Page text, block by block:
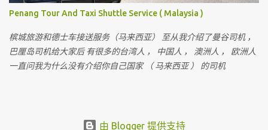
Priority Pass 是最差， 其实不是。 就看你前往的机场。。。 当然如
果这三张卡全部都有是最好。。。 可以先去按摩， 按摩后去用餐，
用餐后还可以开个私人房间休息。 长时间转机还可以体验到不一样
的贵宾室。 至于要如何申请到这些国外被公认的机场贵宾卡 ？？
Dragon pass 我之前分享过， 而且还是免年费。 查看这里 ：
就要看你用的次数。如我的卡是无限量进入。 如果一年里用超过 10
Penang Tour And Taxi Shuttle Service ( Malaysia )
槟城旅游和德士车接送服务（马来西亚） 至从我介绍了曼谷司机 ，
巴厘岛司机给大家后 有很多的台湾人 ， 中国人 ， 澳洲人 ， 欧洲人
一直问我为什么没有介绍你自己国家 （ 马来西亚 ） 的司机
由 Blogger 提供支持